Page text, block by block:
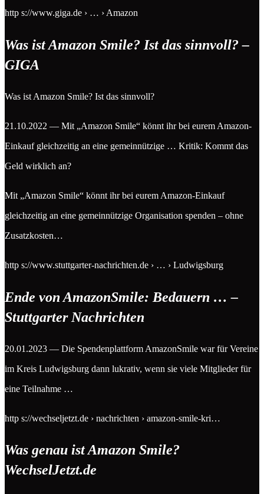
http s://www.giga.de › … › Amazon
Was ist Amazon Smile? Ist das sinnvoll? –
GIGA
Was ist Amazon Smile? Ist das sinnvoll?
21.10.2022 — Mit „Amazon Smile“ könnt ihr bei eurem Amazon-
Einkauf gleichzeitig an eine gemeinnützige … Kritik: Kommt das
Geld wirklich an?
Mit „Amazon Smile“ könnt ihr bei eurem Amazon-Einkauf
gleichzeitig an eine gemeinnützige Organisation spenden – ohne
Zusatzkosten…
http s://www.stuttgarter-nachrichten.de › … › Ludwigsburg
Ende von AmazonSmile: Bedauern … –
Stuttgarter Nachrichten
20.01.2023 — Die Spendenplattform AmazonSmile war für Vereine
im Kreis Ludwigsburg dann lukrativ, wenn sie viele Mitglieder für
eine Teilnahme …
http s://wechseljetzt.de › nachrichten › amazon-smile-kri…
Was genau ist Amazon Smile?
WechselJetzt.de